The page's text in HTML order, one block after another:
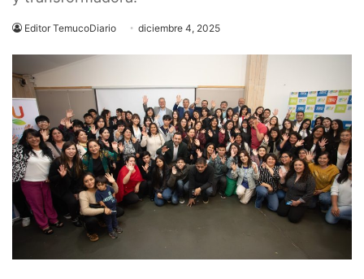
Editor TemucoDiario diciembre 4, 2025